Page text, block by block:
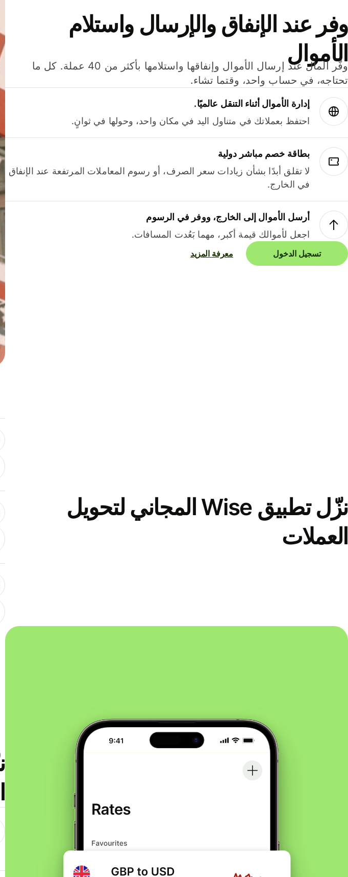
وفر عند الإنفاق والإرسال واستلام
الأموال
وفّر المال عند إرسال الأموال وإنفاقها واستلامها بأكثر من 40 عملة. كل ما
تحتاجه، في حساب واحد، وقتما تشاء.
إدارة الأموال أثناء التنقل عالميًا.
احتفظ بعملاتك في متناول اليد في مكان واحد، وحولها في ثوانٍ.
بطاقة خصم مباشر دولية
لا تقلق أبدًا بشأن زيادات سعر الصرف، أو رسوم المعاملات المرتفعة عند الإنفاق
في الخارج.
أرسل الأموال إلى الخارج، ووفر في الرسوم
اجعل لأموالك قيمة أكبر، مهما بَعُدت المسافات.
تسجيل الدخول معرفة المزيد
نزّل تطبيق Wise المجاني لتحويل
العملات